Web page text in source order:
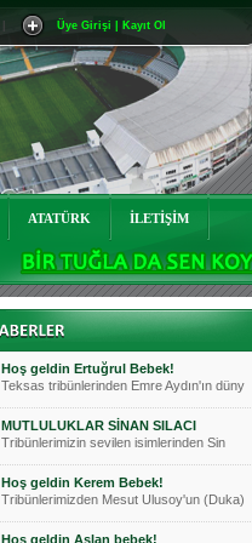
Üye Girişi | Kayıt Ol
ATATÜRK İLETİŞİM
Mutluluklar Ceyhun Tetik
Teksas tribünlerinin sevilen isimlerinde
Bursasporumuzun önü açılsın is
Teksaslı Bursasporlular Derneği Başkanı
Hoş geldin Alaz Bebek!
Teksas.org sistem yöneticisi, ekibimizin
Hoş geldin Göktuğ Bebek!
Teksas.org ekibimizden ve tribünlerimizi
Hoş geldin Kadir Kağan Bebek!
Teksas tribünlerinden Basri İleri'nin dü
Hoş geldin Ertuğrul Bebek!
Teksas tribünlerinden Emre Aydın'ın düny
MUTLULUKLAR SİNAN SILACI
Tribünlerimizin sevilen isimlerinden Sin
Hoş geldin Kerem Bebek!
Tribünlerimizden Mesut Ulusoy'un (Duka)
Hoş geldin Aslan bebek!